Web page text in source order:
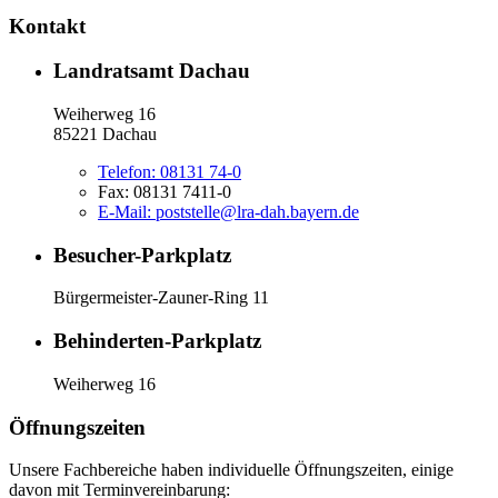
Kontakt
Landratsamt Dachau
Weiherweg 16
85221 Dachau
Telefon: 08131 74-0
Fax: 08131 7411-0
E-Mail: poststelle@lra-dah.bayern.de
Besucher-Parkplatz
Bürgermeister-Zauner-Ring 11
Behinderten-Parkplatz
Weiherweg 16
Öffnungszeiten
Unsere Fachbereiche haben individuelle Öffnungszeiten, einige
davon mit Terminvereinbarung: